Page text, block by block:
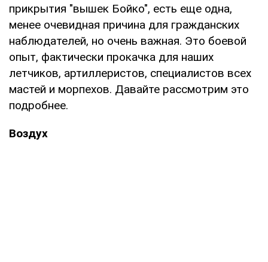
прикрытия "вышек Бойко", есть еще одна,
менее очевидная причина для гражданских
наблюдателей, но очень важная. Это боевой
опыт, фактически прокачка для наших
летчиков, артиллеристов, специалистов всех
мастей и морпехов. Давайте рассмотрим это
подробнее.
Воздух